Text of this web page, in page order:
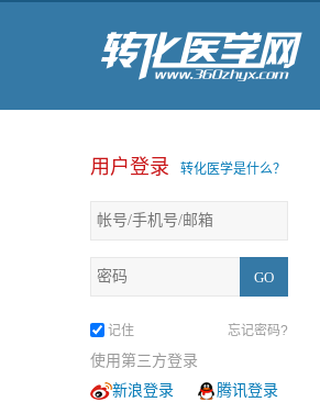
用户登录 转化医学是什么？
记住 忘记密码?
使用第三方登录
新浪登录
腾讯登录